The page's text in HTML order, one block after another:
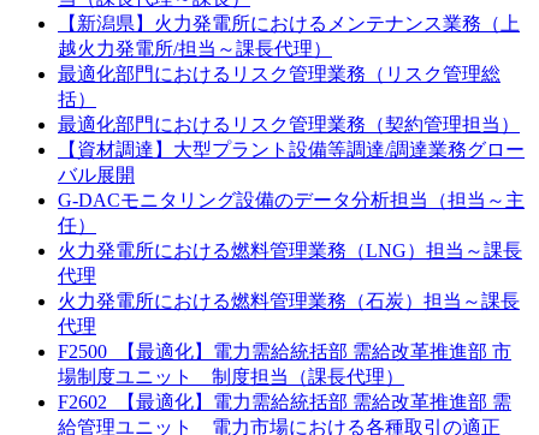
【新潟県】火力発電所におけるメンテナンス業務（上
越火力発電所/担当～課長代理）
最適化部門におけるリスク管理業務（リスク管理総
括）
最適化部門におけるリスク管理業務（契約管理担当）
【資材調達】大型プラント設備等調達/調達業務グロー
バル展開
G-DACモニタリング設備のデータ分析担当（担当～主
任）
火力発電所における燃料管理業務（LNG）担当～課長
代理
火力発電所における燃料管理業務（石炭）担当～課長
代理
F2500_【最適化】電力需給統括部 需給改革推進部 市
場制度ユニット 制度担当（課長代理）
F2602_【最適化】電力需給統括部 需給改革推進部 需
給管理ユニット 電力市場における各種取引の適正